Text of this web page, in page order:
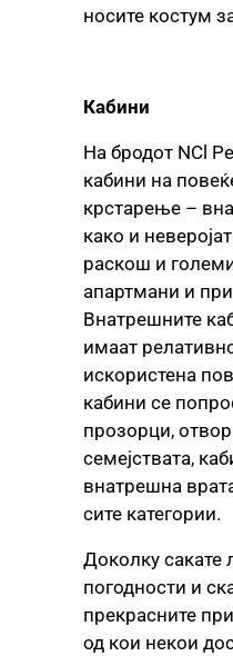
носите костум
Кабини
На бродот NCl
кабини на
крстарење –
како и
раскош и
апартмани и
Внатрешните
имаат
искористена
кабини се
прозорци,
семејствата,
внатрешна
сите категории.
Доколку сакате
погодности и
прекрасните
од кои некои